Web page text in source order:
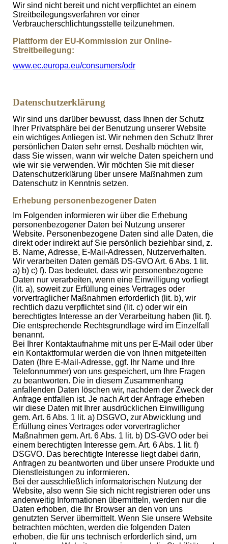
Wir sind nicht bereit und nicht verpflichtet an einem
Streitbeilegungsverfahren vor einer
Verbraucherschlichtungsstelle teilzunehmen.
Plattform der EU-Kommission zur Online-
Streitbeilegung:
www.ec.europa.eu/consumers/odr
Datenschutz­erklärung
Wir sind uns darüber bewusst, dass Ihnen der Schutz
Ihrer Privatsphäre bei der Benutzung unserer Website
ein wichtiges Anliegen ist. Wir nehmen den Schutz Ihrer
persönlichen Daten sehr ernst. Deshalb möchten wir,
dass Sie wissen, wann wir welche Daten speichern und
wie wir sie verwenden. Wir möchten Sie mit dieser
Datenschutzerklärung über unsere Maßnahmen zum
Datenschutz in Kenntnis setzen.
Erhebung personenbezogener Daten
Im Folgenden informieren wir über die Erhebung
personenbezogener Daten bei Nutzung unserer
Website. Personenbezogene Daten sind alle Daten, die
direkt oder indirekt auf Sie persönlich beziehbar sind, z.
B. Name, Adresse, E-Mail-Adressen, Nutzerverhalten.
Wir verarbeiten Daten gemäß DS-GVO Art. 6 Abs. 1 lit.
a) b) c) f). Das bedeutet, dass wir personenbezogene
Daten nur verarbeiten, wenn eine Einwilligung vorliegt
(lit. a), soweit zur Erfüllung eines Vertrages oder
vorvertraglicher Maßnahmen erforderlich (lit. b), wir
rechtlich dazu verpflichtet sind (lit. c) oder wir ein
berechtigtes Interesse an der Verarbeitung haben (lit. f).
Die entsprechende Rechtsgrundlage wird im Einzelfall
benannt.
Bei Ihrer Kontaktaufnahme mit uns per E-Mail oder über
ein Kontaktformular werden die von Ihnen mitgeteilten
Daten (Ihre E-Mail-Adresse, ggf. Ihr Name und Ihre
Telefonnummer) von uns gespeichert, um Ihre Fragen
zu beantworten. Die in diesem Zusammenhang
anfallenden Daten löschen wir, nachdem der Zweck der
Anfrage entfallen ist. Je nach Art der Anfrage erheben
wir diese Daten mit Ihrer ausdrücklichen Einwilligung
gem. Art. 6 Abs. 1 lit. a) DSGVO, zur Abwicklung und
Erfüllung eines Vertrages oder vorvertraglicher
Maßnahmen gem. Art. 6 Abs. 1 lit. b) DS-GVO oder bei
einem berechtigten Interesse gem. Art. 6 Abs. 1 lit. f)
DSGVO. Das berechtigte Interesse liegt dabei darin,
Anfragen zu beantworten und über unsere Produkte und
Dienstleistungen zu informieren.
Bei der ausschließlich informatorischen Nutzung der
Website, also wenn Sie sich nicht registrieren oder uns
anderweitig Informationen übermitteln, werden nur die
Daten erhoben, die Ihr Browser an den von uns
genutzten Server übermittelt. Wenn Sie unsere Website
betrachten möchten, werden die folgenden Daten
erhoben, die für uns technisch erforderlich sind, um